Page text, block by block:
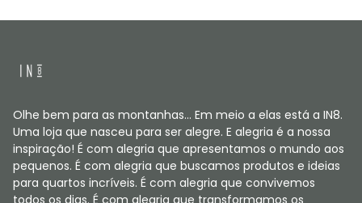
Olhe bem para as montanhas... Em meio a elas está a IN8.
Uma loja que nasceu para ser alegre. E alegria é a nossa
inspiração! É com alegria que apresentamos o mundo aos
pequenos. É com alegria que buscamos produtos e ideias
para quartos incríveis. É com alegria que convivemos
todos os dias. É com alegria que transformamos os